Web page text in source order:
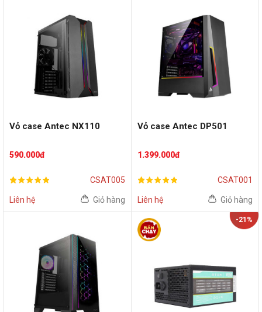
Vỏ case Antec NX110
590.000đ
CSAT005
Liên hệ Giỏ hàng
Vỏ case Antec DP501
1.399.000đ
CSAT001
Liên hệ Giỏ hàng
-21%